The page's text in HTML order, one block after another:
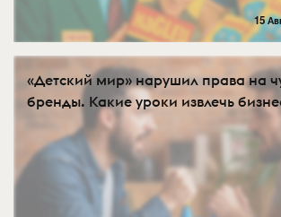
15
«Детский мир» нарушил права на
бренды. Какие уроки извлечь